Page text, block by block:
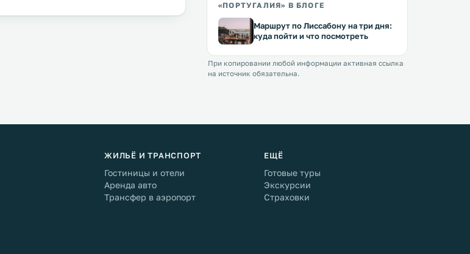
«ПОРТУГАЛИЯ» В БЛОГЕ
Маршрут по Лиссабону на три дня:
куда пойти и что посмотреть
При копировании любой информации активная ссылка
на источник обязательна.
ЖИЛЬЁ И ТРАНСПОРТ
Гостиницы и отели
Аренда авто
Трансфер в аэропорт
ЕЩЁ
Готовые туры
Экскурсии
Страховки